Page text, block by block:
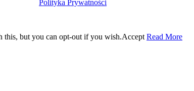
Polityka Prywatności
this, but you can opt-out if you wish.Accept Read More